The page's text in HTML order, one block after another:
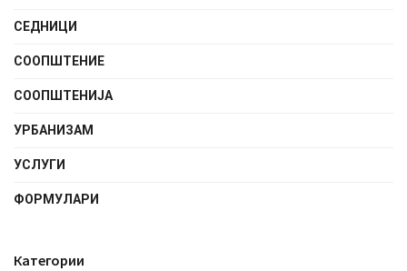
СЕДНИЦИ
СООПШТЕНИE
СООПШТЕНИЈА
УРБАНИЗАМ
УСЛУГИ
ФОРМУЛАРИ
Категории